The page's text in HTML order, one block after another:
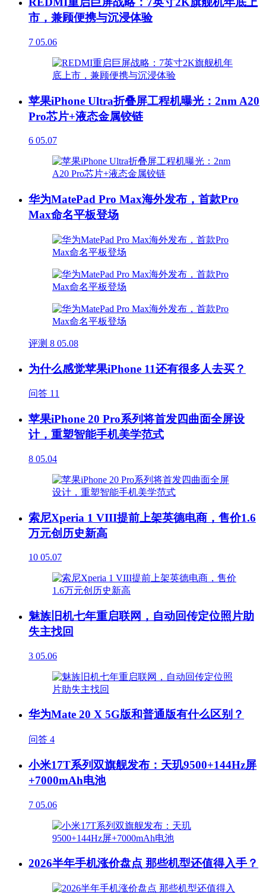
市，兼顾便携与沉浸体验
7 05.06
苹果iPhone Ultra折叠屏工程机曝光：2nm A20
Pro芯片+液态金属铰链
6 05.07
华为MatePad Pro Max海外发布，首款Pro
Max命名平板登场
评测 8 05.08
为什么感觉苹果iPhone 11还有很多人去买？
问答 11
苹果iPhone 20 Pro系列将首发四曲面全屏设
计，重塑智能手机美学范式
8 05.04
索尼Xperia 1 VIII提前上架英德电商，售价1.6
万元创历史新高
10 05.07
魅族旧机七年重启联网，自动回传定位照片助
失主找回
3 05.06
华为Mate 20 X 5G版和普通版有什么区别？
问答 4
小米17T系列双旗舰发布：天玑9500+144Hz屏
+7000mAh电池
7 05.06
2026半年手机涨价盘点 那些机型还值得入手？